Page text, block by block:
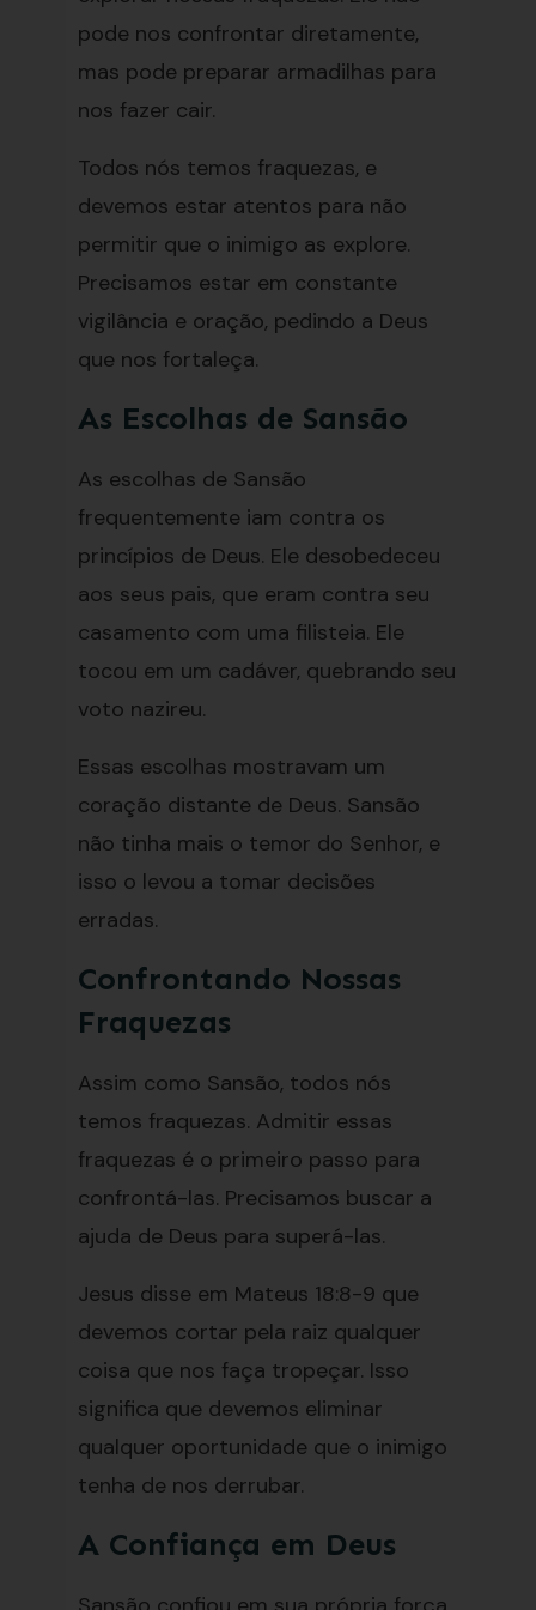
pode nos confrontar diretamente,
mas pode preparar armadilhas para
nos fazer cair.
Todos nós temos fraquezas, e
devemos estar atentos para não
permitir que o inimigo as explore.
Precisamos estar em constante
vigilância e oração, pedindo a Deus
que nos fortaleça.
As Escolhas de Sansão
As escolhas de Sansão
frequentemente iam contra os
princípios de Deus. Ele desobedeceu
aos seus pais, que eram contra seu
casamento com uma filisteia. Ele
tocou em um cadáver, quebrando seu
voto nazireu.
Essas escolhas mostravam um
coração distante de Deus. Sansão
não tinha mais o temor do Senhor, e
isso o levou a tomar decisões
erradas.
Confrontando Nossas
Fraquezas
Assim como Sansão, todos nós
temos fraquezas. Admitir essas
fraquezas é o primeiro passo para
confrontá-las. Precisamos buscar a
ajuda de Deus para superá-las.
Jesus disse em Mateus 18:8-9 que
devemos cortar pela raiz qualquer
coisa que nos faça tropeçar. Isso
significa que devemos eliminar
qualquer oportunidade que o inimigo
tenha de nos derrubar.
A Confiança em Deus